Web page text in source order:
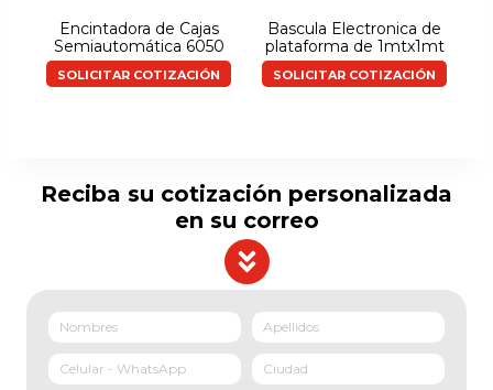
Encintadora de Cajas
Semiautomática 6050
SOLICITAR COTIZACIÓN
Bascula Electronica de
plataforma de 1mtx1mt
SOLICITAR COTIZACIÓN
Reciba su cotización personalizada
en su correo